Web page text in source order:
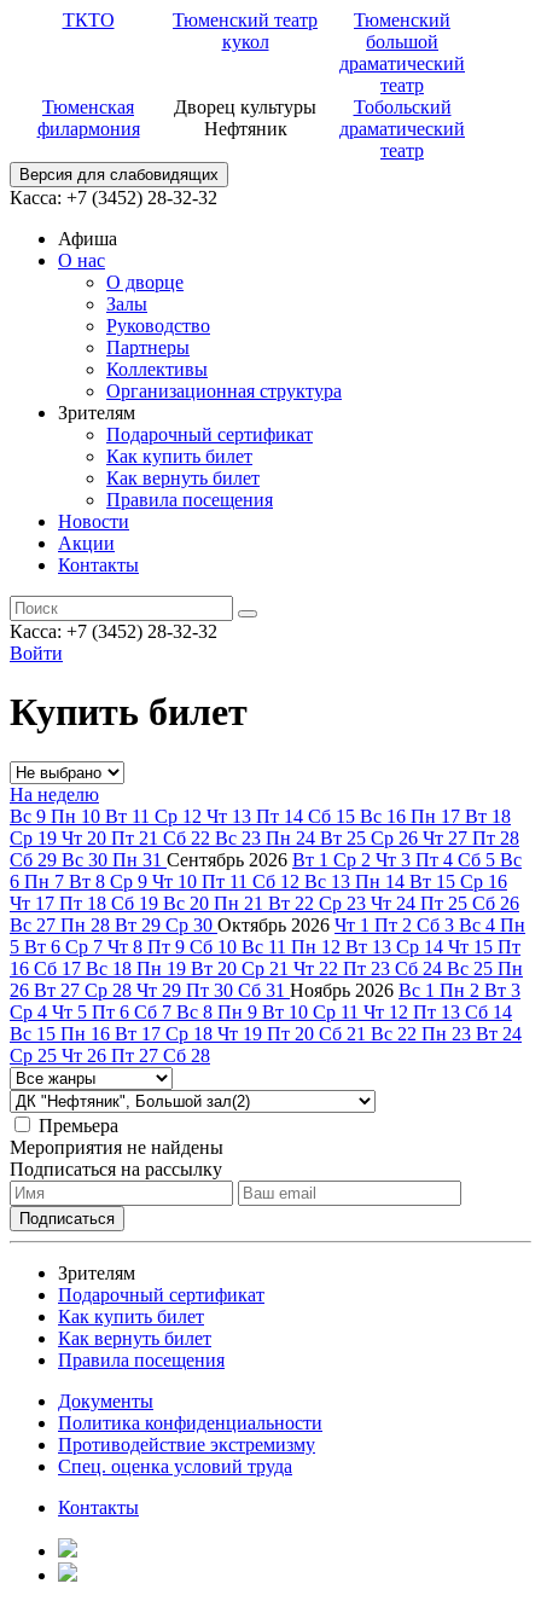
ТКТО
Тюменский театр
кукол
Тюменский
большой
драматический
театр
Тюменская
филармония
Дворец культуры
Нефтяник
Тобольский
драматический
театр
Версия для слабовидящих
Касса: +7 (3452) 28-32-32
Афиша
О нас
О дворце
Залы
Руководство
Партнеры
Коллективы
Организационная структура
Зрителям
Подарочный сертификат
Как купить билет
Как вернуть билет
Правила посещения
Новости
Акции
Контакты
Касса: +7 (3452) 28-32-32
Войти
Купить билет
На неделю
Вс 9 Пн 10 Вт 11 Ср 12 Чт 13 Пт 14 Сб 15 Вс 16 Пн 17 Вт 18
Ср 19 Чт 20 Пт 21 Сб 22 Вс 23 Пн 24 Вт 25 Ср 26 Чт 27 Пт 28
Сб 29 Вс 30 Пн 31 Сентябрь 2026 Вт 1 Ср 2 Чт 3 Пт 4 Сб 5 Вс
6 Пн 7 Вт 8 Ср 9 Чт 10 Пт 11 Сб 12 Вс 13 Пн 14 Вт 15 Ср 16
Чт 17 Пт 18 Сб 19 Вс 20 Пн 21 Вт 22 Ср 23 Чт 24 Пт 25 Сб 26
Вс 27 Пн 28 Вт 29 Ср 30 Октябрь 2026 Чт 1 Пт 2 Сб 3 Вс 4 Пн
5 Вт 6 Ср 7 Чт 8 Пт 9 Сб 10 Вс 11 Пн 12 Вт 13 Ср 14 Чт 15 Пт
16 Сб 17 Вс 18 Пн 19 Вт 20 Ср 21 Чт 22 Пт 23 Сб 24 Вс 25 Пн
26 Вт 27 Ср 28 Чт 29 Пт 30 Сб 31 Ноябрь 2026 Вс 1 Пн 2 Вт 3
Ср 4 Чт 5 Пт 6 Сб 7 Вс 8 Пн 9 Вт 10 Ср 11 Чт 12 Пт 13 Сб 14
Вс 15 Пн 16 Вт 17 Ср 18 Чт 19 Пт 20 Сб 21 Вс 22 Пн 23 Вт 24
Ср 25 Чт 26 Пт 27 Сб 28
Премьера
Мероприятия не найдены
Подписаться на рассылку
Зрителям
Подарочный сертификат
Как купить билет
Как вернуть билет
Правила посещения
Документы
Политика конфиденциальности
Противодействие экстремизму
Спец. оценка условий труда
Контакты